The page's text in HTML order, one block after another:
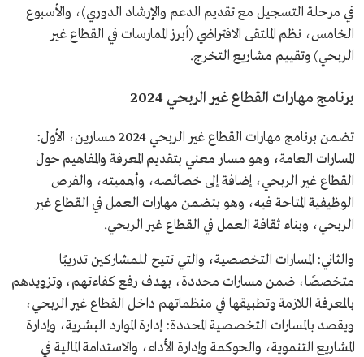
في مرحلة التسجيل مع تقديم الدعم والإرشاد الدوري)، والأسبوع
الخامس، نظم الملتقى الافتراضي (أبرز الممارسات في القطاع غير
الربحي) وتقييم مشاريع التخرج.
برنامج مهارات القطاع غير الربحي 2024
تضمن برنامج مهارات القطاع غير الربحي 2024 مسارين، الأول:
المسارات العامة، وهو مسار معني بتقديم المعرفة والمفاهيم حول
القطاع غير الربحي، إضافة إلى خصائصه، وأهميته، والفرص
الوظيفية المتاحة فيه، وهو يتضمن مهارات العمل في القطاع غير
الربحي، وبناء ثقافة العمل في القطاع غير الربحي.
والثاني: المسارات التخصصية، والتي تتيح للمشاركين تدريبًا
متخصصًا، ضمن مسارات محددة، بهدف رفع كفاءتهم، وتزويدهم
بالمعرفة اللازمة وتطبيقها في منظماتهم داخل القطاع غير الربحي،
ويقصد بالمسارات التخصصية المحددة: إدارة الموارد البشرية، وإدارة
المشاريع التنموية، والحوكمة وإدارة الأداء، والاستدامة المالية في